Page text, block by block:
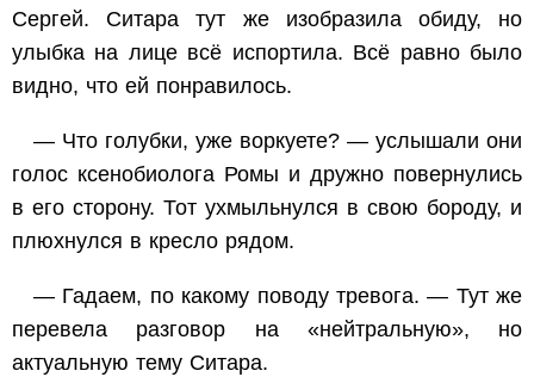
Сергей. Ситара тут же изобразила обиду, но
улыбка на лице всё испортила. Всё равно было
видно, что ей понравилось.
— Что голубки, уже воркуете? — услышали они
голос ксенобиолога Ромы и дружно повернулись
в его сторону. Тот ухмыльнулся в свою бороду, и
плюхнулся в кресло рядом.
— Гадаем, по какому поводу тревога. — Тут же
перевела разговор на «нейтральную», но
актуальную тему Ситара.